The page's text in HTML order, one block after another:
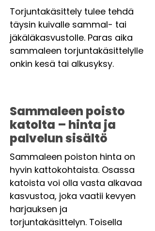
Torjuntakäsittely tulee tehdä
täysin kuivalle sammal- tai
jäkäläkasvustolle. Paras aika
sammaleen torjuntakäsittelylle
onkin kesä tai alkusyksy.
Sammaleen poisto
katolta – hinta ja
palvelun sisältö
Sammaleen poiston hinta on
hyvin kattokohtaista. Osassa
katoista voi olla vasta alkavaa
kasvustoa, joka vaatii kevyen
harjauksen ja
torjuntakäsittelyn. Toisella